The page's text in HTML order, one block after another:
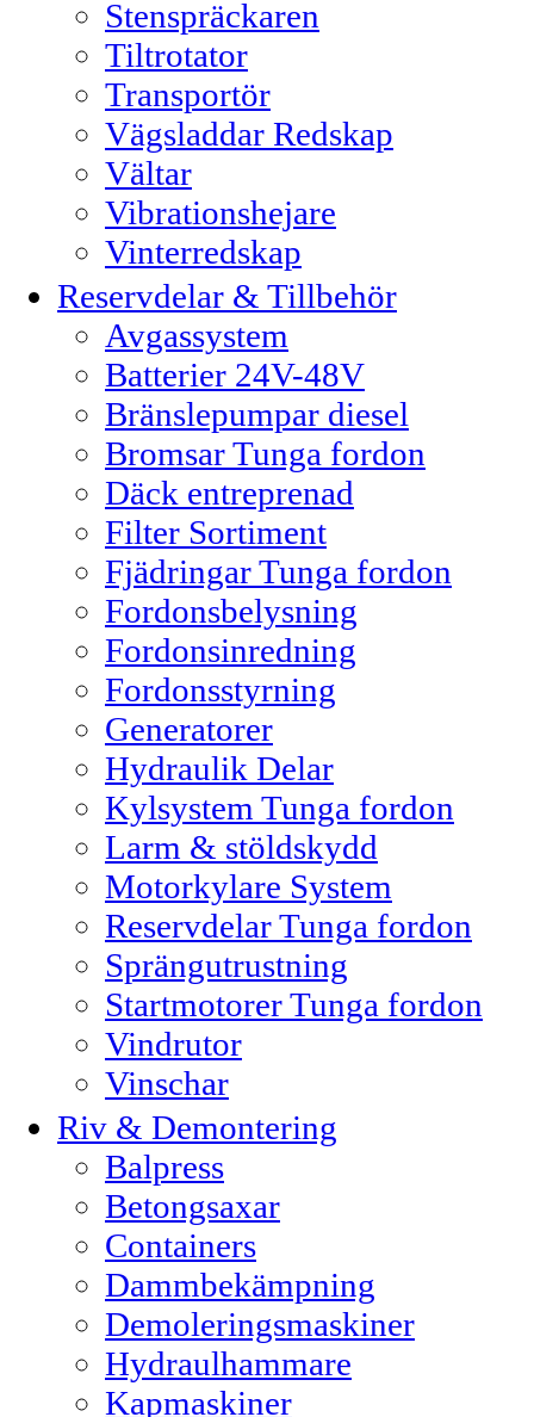
Stenspräckaren
Tiltrotator
Transportör
Vägsladdar Redskap
Vältar
Vibrationshejare
Vinterredskap
Reservdelar & Tillbehör
Avgassystem
Batterier 24V-48V
Bränslepumpar diesel
Bromsar Tunga fordon
Däck entreprenad
Filter Sortiment
Fjädringar Tunga fordon
Fordonsbelysning
Fordonsinredning
Fordonsstyrning
Generatorer
Hydraulik Delar
Kylsystem Tunga fordon
Larm & stöldskydd
Motorkylare System
Reservdelar Tunga fordon
Sprängutrustning
Startmotorer Tunga fordon
Vindrutor
Vinschar
Riv & Demontering
Balpress
Betongsaxar
Containers
Dammbekämpning
Demoleringsmaskiner
Hydraulhammare
Kapmaskiner